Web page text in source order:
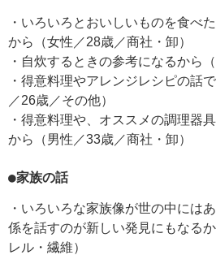
・いろいろとおいしいものを食べ
から（女性／28歳／商社・卸）
・自炊するときの参考になるから
・得意料理やアレンジレシピの話
／26歳／その他）
・得意料理や、オススメの調理器
から（男性／33歳／商社・卸）
●家族の話
・いろいろな家族像が世の中には
係を話すのが新しい発見にもなる
レル・繊維）